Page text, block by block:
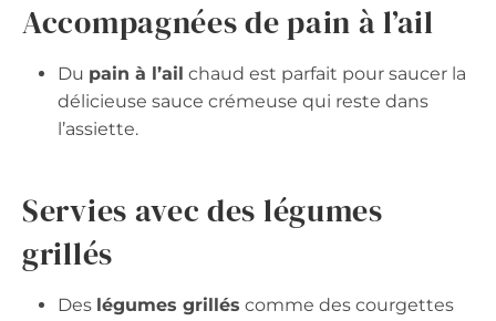
Accompagnées de pain à l’ail
Du pain à l’ail chaud est parfait pour saucer la
délicieuse sauce crémeuse qui reste dans
l’assiette.
Servies avec des légumes
grillés
Des légumes grillés comme des courgettes